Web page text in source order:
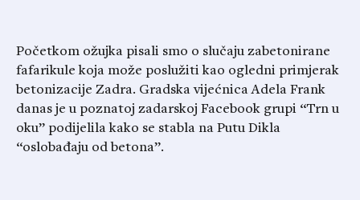
Početkom ožujka pisali smo o slučaju zabetonirane
fafarikule koja može poslužiti kao ogledni primjerak
betonizacije Zadra. Gradska vijećnica Adela Frank
danas je u poznatoj zadarskoj Facebook grupi “Trn u
oku” podijelila kako se stabla na Putu Dikla
“oslobađaju od betona”.